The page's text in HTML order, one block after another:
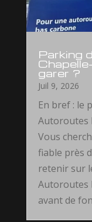
Parking
garer ?
Juil 9, 2026
En bref : le
Autoroutes
Vous
fiable près
retenir sur
Autoroutes
avant de